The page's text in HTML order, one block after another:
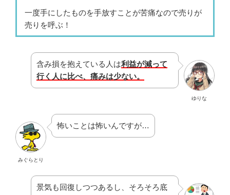
一度手にしたものを手放すことが苦痛なので売りが
売りを呼ぶ！
ゆりな
含み損を抱えている人は利益が減って
行く人に比べ、痛みは少ない。
みぐらとり
怖いことは怖いんですが…
景気も回復しつつあるし、そろそろ底